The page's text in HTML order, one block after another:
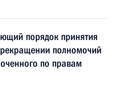
порядок принятия
полномочий
по правам